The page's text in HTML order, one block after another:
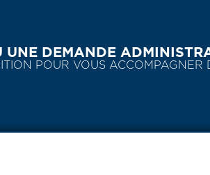
DEMANDE
POUR VOUS ACCOMPAGNER